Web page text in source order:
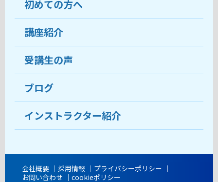
教室について
受講生の声
おすすめ・人気の講座
目的から講座を探す
教室ブログ
初めての方へ
ココがおすすめ
料金
受講までの流れ
よくあるご質問
講座紹介
受講生の声
ブログ
インストラクター紹介
会社概要 採用情報
プライバシーポリシー
お問い合わせ
cookieポリシー